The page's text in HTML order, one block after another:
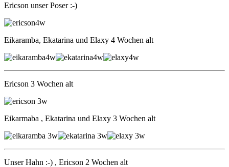
Ericson unser Poser :-)
Eikaramba, Ekatarina und Elaxy 4 Wochen alt
Ericson 3 Wochen alt
Eikarmaba , Ekatarina und Elaxy 3 Wochen alt
Unser Hahn :-) , Ericson 2 Wochen alt